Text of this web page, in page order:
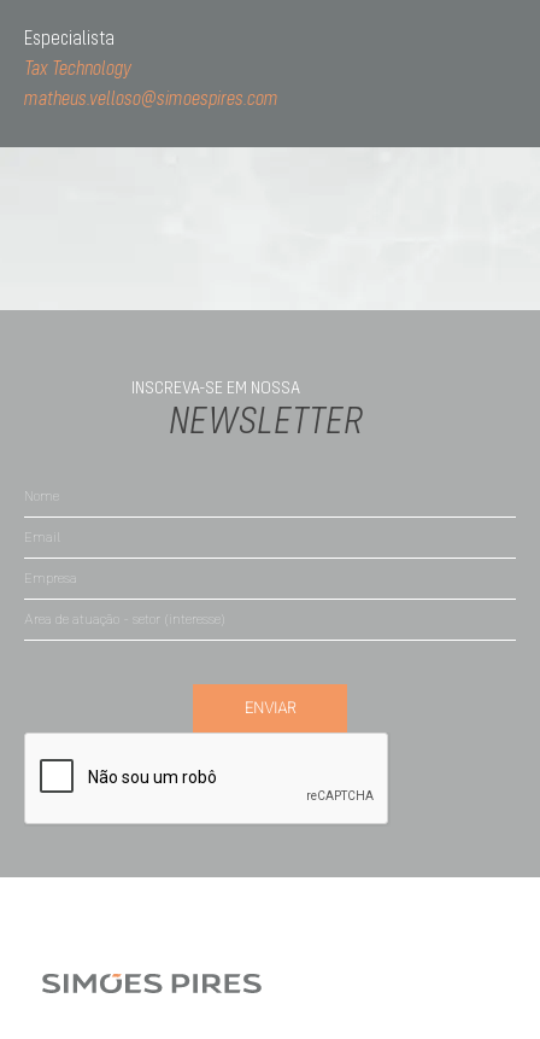
Especialista
Tax Technology
matheus.velloso@simoespires.com
INSCREVA-SE EM NOSSA
NEWSLETTER